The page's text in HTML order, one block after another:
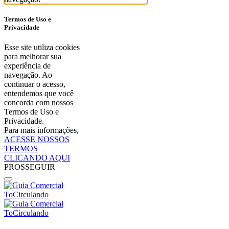
Termos de Uso e
Privacidade
Esse site utiliza cookies
para melhorar sua
experiência de
navegação. Ao
continuar o acesso,
entendemos que você
concorda com nossos
Termos de Uso e
Privacidade.
Para mais informações,
ACESSE NOSSOS
TERMOS
CLICANDO AQUI
PROSSEGUIR